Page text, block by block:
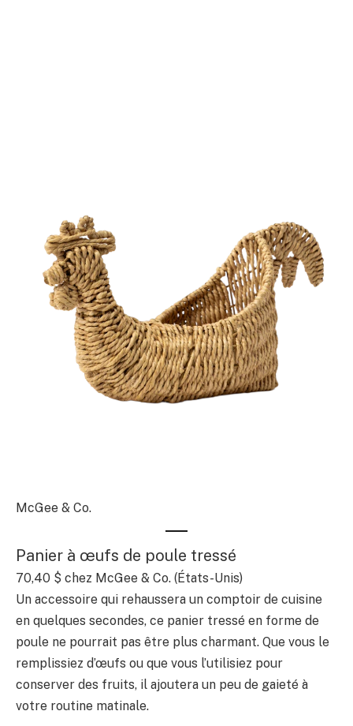
McGee & Co.
Panier à œufs de poule tressé
70,40 $ chez McGee & Co. (États-Unis)
Un accessoire qui rehaussera un comptoir de cuisine
en quelques secondes, ce panier tressé en forme de
poule ne pourrait pas être plus charmant. Que vous le
remplissiez d’œufs ou que vous l’utilisiez pour
conserver des fruits, il ajoutera un peu de gaieté à
votre routine matinale.